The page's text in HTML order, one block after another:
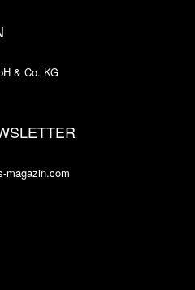
& Co. KG
magazin.com